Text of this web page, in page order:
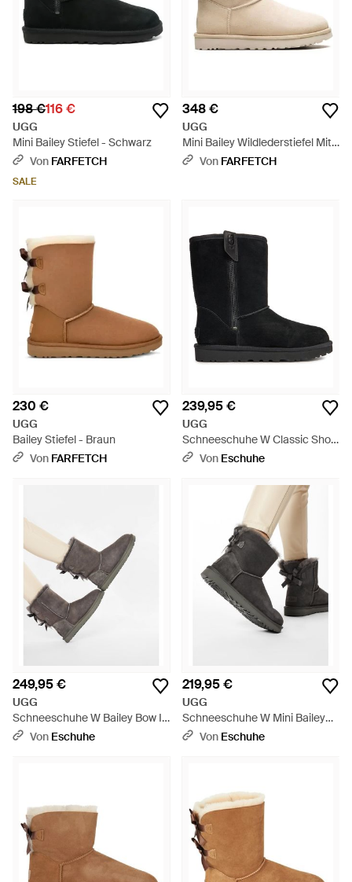
198 €116 €
UGG
Mini Bailey Stiefel - Schwarz
Von FARFETCH
SALE
348 €
UGG
Mini Bailey Wildlederstiefel Mit
Schleife - Natur
Von FARFETCH
230 €
UGG
Bailey Stiefel - Braun
Von FARFETCH
239,95 €
UGG
Schneeschuhe W Classic Short
Bailey Zip 1144043 - Schwarz
Von Eschuhe
249,95 €
UGG
Schneeschuhe W Bailey Bow Ii
1016225 - Braun
Von Eschuhe
219,95 €
UGG
Schneeschuhe W Mini Bailey
Bow Ii 1016501 - Braun
Von Eschuhe